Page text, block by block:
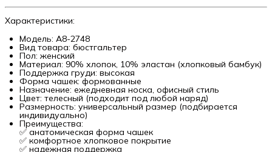
Характеристики:
Модель: А8-2748
Вид товара: бюстгальтер
Пол: женский
Материал: 90% хлопок, 10% эластан (хлопковый бамбук)
Поддержка груди: высокая
Форма чашек: формованные
Назначение: ежедневная носка, офисный стиль
Цвет: телесный (подходит под любой наряд)
Размерность: универсальный размер (подбирается
индивидуально)
Преимущества:
✅ анатомическая форма чашек
✅ комфортное хлопковое покрытие
✅ надежная поддержка